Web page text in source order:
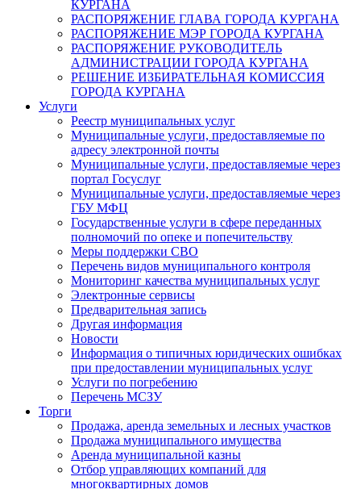
КУРГАНА
РАСПОРЯЖЕНИЕ ГЛАВА ГОРОДА КУРГАНА
РАСПОРЯЖЕНИЕ МЭР ГОРОДА КУРГАНА
РАСПОРЯЖЕНИЕ РУКОВОДИТЕЛЬ
АДМИНИСТРАЦИИ ГОРОДА КУРГАНА
РЕШЕНИЕ ИЗБИРАТЕЛЬНАЯ КОМИССИЯ
ГОРОДА КУРГАНА
Услуги
Реестр муниципальных услуг
Муниципальные услуги, предоставляемые по
адресу электронной почты
Муниципальные услуги, предоставляемые через
портал Госуслуг
Муниципальные услуги, предоставляемые через
ГБУ МФЦ
Государственные услуги в сфере переданных
полномочий по опеке и попечительству
Меры поддержки СВО
Перечень видов муниципального контроля
Мониторинг качества муниципальных услуг
Электронные сервисы
Предварительная запись
Другая информация
Новости
Информация о типичных юридических ошибках
при предоставлении муниципальных услуг
Услуги по погребению
Перечень МСЗУ
Торги
Продажа, аренда земельных и лесных участков
Продажа муниципального имущества
Аренда муниципальной казны
Отбор управляющих компаний для
многоквартирных домов